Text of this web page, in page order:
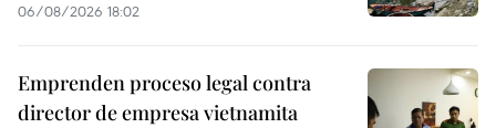
06/08/2026 18:02
Emprenden proceso legal contra
director de empresa vietnamita